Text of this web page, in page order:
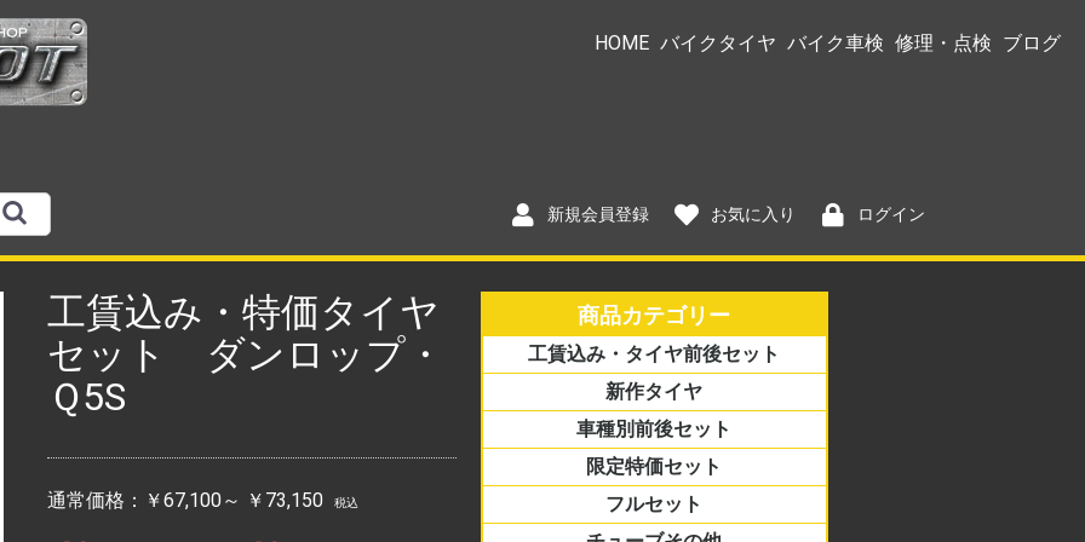
HOME バイクタイヤ バイク車検 修理・点検 ブログ
新規会員登録 お気に入り ログイン
工賃込み・特価タイヤ
セット ダンロップ・
Ｑ5S
通常価格： ￥67,100～ ￥73,150 税込
商品カテゴリー
工賃込み・タイヤ前後セット
新作タイヤ
車種別前後セット
限定特価セット
スクーター/ミニバイク
フルセット